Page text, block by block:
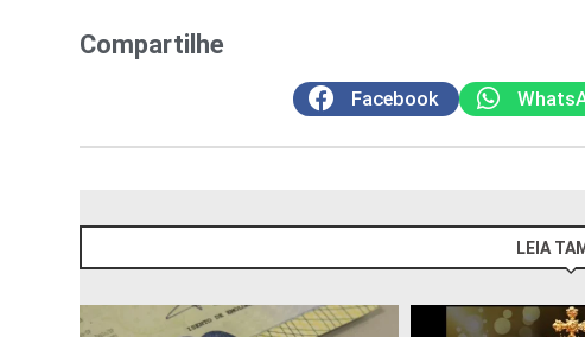
Compartilhe
Facebook
LEIA